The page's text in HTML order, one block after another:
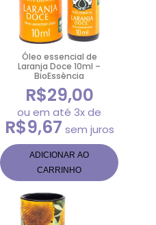
Óleo essencial de
Laranja Doce 10ml –
BioEssência
R$29,00
ou em até 3x de
R$9,67 sem juros
ADICIONAR AO
CARRINHO